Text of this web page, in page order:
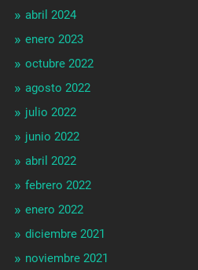
abril 2024
enero 2023
octubre 2022
agosto 2022
julio 2022
junio 2022
abril 2022
febrero 2022
enero 2022
diciembre 2021
noviembre 2021